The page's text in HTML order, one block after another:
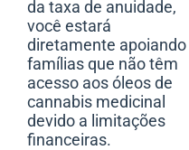
da taxa de anuidade,
você estará
diretamente apoiando
famílias que não têm
acesso aos óleos de
cannabis medicinal
devido a limitações
financeiras.